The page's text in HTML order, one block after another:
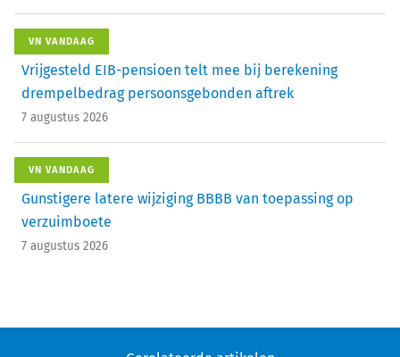
VN VANDAAG
Vrijgesteld EIB-pensioen telt mee bij berekening
drempelbedrag persoonsgebonden aftrek
7 augustus 2026
VN VANDAAG
Gunstigere latere wijziging BBBB van toepassing op
verzuimboete
7 augustus 2026